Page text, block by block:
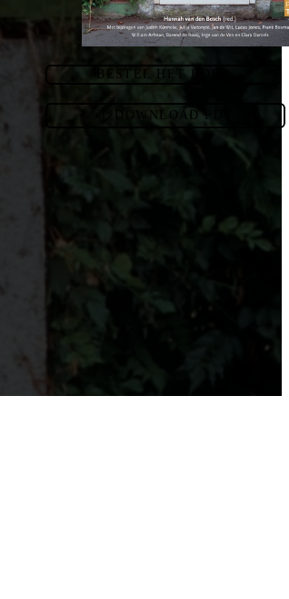
BESTEL HET BOEK
DOWNLOAD PDF